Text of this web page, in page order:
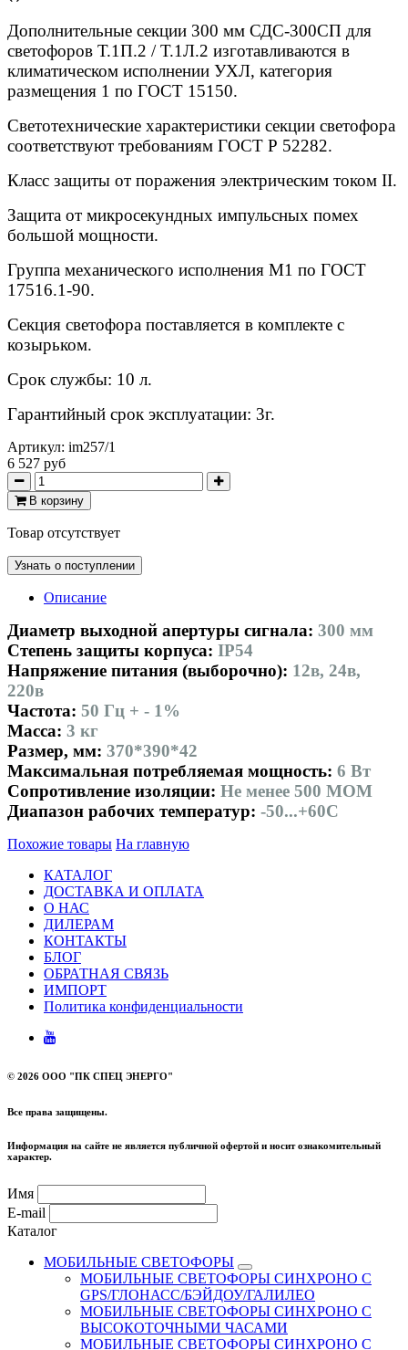
Дополнительные секции 300 мм СДС-300СП для
светофоров Т.1П.2 / Т.1Л.2 изготавливаются в
климатическом исполнении УХЛ, категория
размещения 1 по ГОСТ 15150.
Светотехнические характеристики секции светофора
соответствуют требованиям ГОСТ Р 52282.
Класс защиты от поражения электрическим током II.
Защита от микросекундных импульсных помех
большой мощности.
Группа механического исполнения М1 по ГОСТ
17516.1-90.
Секция светофора поставляется в комплекте с
козырьком.
Срок службы: 10 л.
Гарантийный срок эксплуатации: 3г.
Артикул: im257/1
6 527 руб
В корзину
Товар отсутствует
Узнать о поступлении
Описание
Диаметр выходной апертуры сигнала: 300 мм
Степень защиты корпуса: IP54
Напряжение питания (выборочно): 12в, 24в,
220в
Частота: 50 Гц + - 1%
Масса: 3 кг
Размер, мм: 370*390*42
Максимальная потребляемая мощность: 6 Вт
Сопротивление изоляции: Не менее 500 МОМ
Диапазон рабочих температур: -50...+60С
Похожие товары На главную
КАТАЛОГ
ДОСТАВКА И ОПЛАТА
О НАС
ДИЛЕРАМ
КОНТАКТЫ
БЛОГ
ОБРАТНАЯ СВЯЗЬ
ИМПОРТ
Политика конфиденциальности
© 2026 ООО "ПК СПЕЦ ЭНЕРГО"
Все права защищены.
Информация на сайте не является публичной офертой и носит ознакомительный
характер.
Имя
E-mail
Каталог
МОБИЛЬНЫЕ СВЕТОФОРЫ
МОБИЛЬНЫЕ СВЕТОФОРЫ СИНХРОНО С
GPS/ГЛОНАСС/БЭЙДОУ/ГАЛИЛЕО
МОБИЛЬНЫЕ СВЕТОФОРЫ СИНХРОНО С
ВЫСОКОТОЧНЫМИ ЧАСАМИ
МОБИЛЬНЫЕ СВЕТОФОРЫ СИНХРОНО С